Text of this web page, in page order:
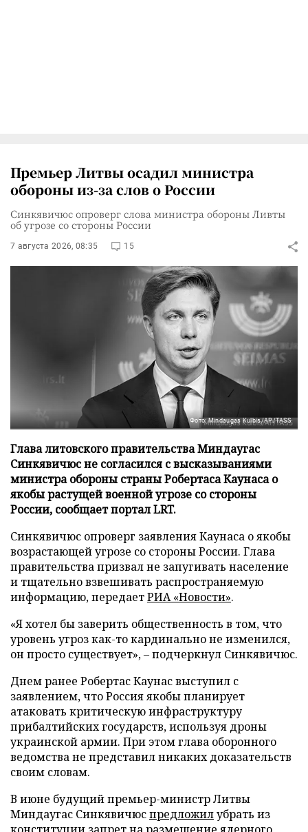
Премьер Литвы осадил министра
обороны из-за слов о России
Синкявичюс опроверг слова министра обороны Ливты
об угрозе со стороны России
7 августа 2026, 08:35 15
Фото: Mindaugas Kulbis/AP/TASS
Глава литовского правительства Миндаугас
Синкявичюс не согласился с высказываниями
министра обороны страны Робертаса Каунаса о
якобы растущей военной угрозе со стороны
России, сообщает портал LRT.
Синкявичюс опроверг заявления Каунаса о якобы
возрастающей угрозе со стороны России. Глава
правительства призвал не запугивать население
и тщательно взвешивать распространяемую
информацию, передаетРИА «Новости».
«Я хотел бы заверить общественность в том, что
уровень угроз как-то кардинально не изменился,
он просто существует», – подчеркнул Синкявичюс.
Днем ранее Робертас Каунас выступил с
заявлением, что Россия якобы планирует
атаковать критическую инфраструктуру
прибалтийских государств, используя дроны
украинской армии. При этом глава оборонного
ведомства не представил никаких доказательств
своим словам.
В июне будущий премьер-министр Литвы
Миндаугас Синкявичюспредложилубрать из